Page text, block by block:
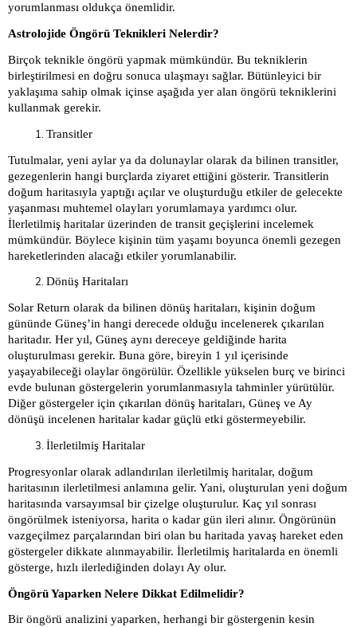
yorumlanması oldukça önemlidir.
Astrolojide Öngörü Teknikleri Nelerdir?
Birçok teknikle öngörü yapmak mümkündür. Bu tekniklerin
birleştirilmesi en doğru sonuca ulaşmayı sağlar. Bütünleyici bir
yaklaşıma sahip olmak içinse aşağıda yer alan öngörü tekniklerini
kullanmak gerekir.
Transitler
Tutulmalar, yeni aylar ya da dolunaylar olarak da bilinen transitler,
gezegenlerin hangi burçlarda ziyaret ettiğini gösterir. Transitlerin
doğum haritasıyla yaptığı açılar ve oluşturduğu etkiler de gelecekte
yaşanması muhtemel olayları yorumlamaya yardımcı olur.
İlerletilmiş haritalar üzerinden de transit geçişlerini incelemek
mümkündür. Böylece kişinin tüm yaşamı boyunca önemli gezegen
hareketlerinden alacağı etkiler yorumlanabilir.
Dönüş Haritaları
Solar Return olarak da bilinen dönüş haritaları, kişinin doğum
gününde Güneş’in hangi derecede olduğu incelenerek çıkarılan
haritadır. Her yıl, Güneş aynı dereceye geldiğinde harita
oluşturulması gerekir. Buna göre, bireyin 1 yıl içerisinde
yaşayabileceği olaylar öngörülür. Özellikle yükselen burç ve birinci
evde bulunan göstergelerin yorumlanmasıyla tahminler yürütülür.
Diğer göstergeler için çıkarılan dönüş haritaları, Güneş ve Ay
dönüşü incelenen haritalar kadar güçlü etki göstermeyebilir.
İlerletilmiş Haritalar
Progresyonlar olarak adlandırılan ilerletilmiş haritalar, doğum
haritasının ilerletilmesi anlamına gelir. Yani, oluşturulan yeni doğum
haritasında varsayımsal bir çizelge oluşturulur. Kaç yıl sonrası
öngörülmek isteniyorsa, harita o kadar gün ileri alınır. Öngörünün
vazgeçilmez parçalarından biri olan bu haritada yavaş hareket eden
göstergeler dikkate alınmayabilir. İlerletilmiş haritalarda en önemli
gösterge, hızlı ilerlediğinden dolayı Ay olur.
Öngörü Yaparken Nelere Dikkat Edilmelidir?
Bir öngörü analizini yaparken, herhangi bir göstergenin kesin